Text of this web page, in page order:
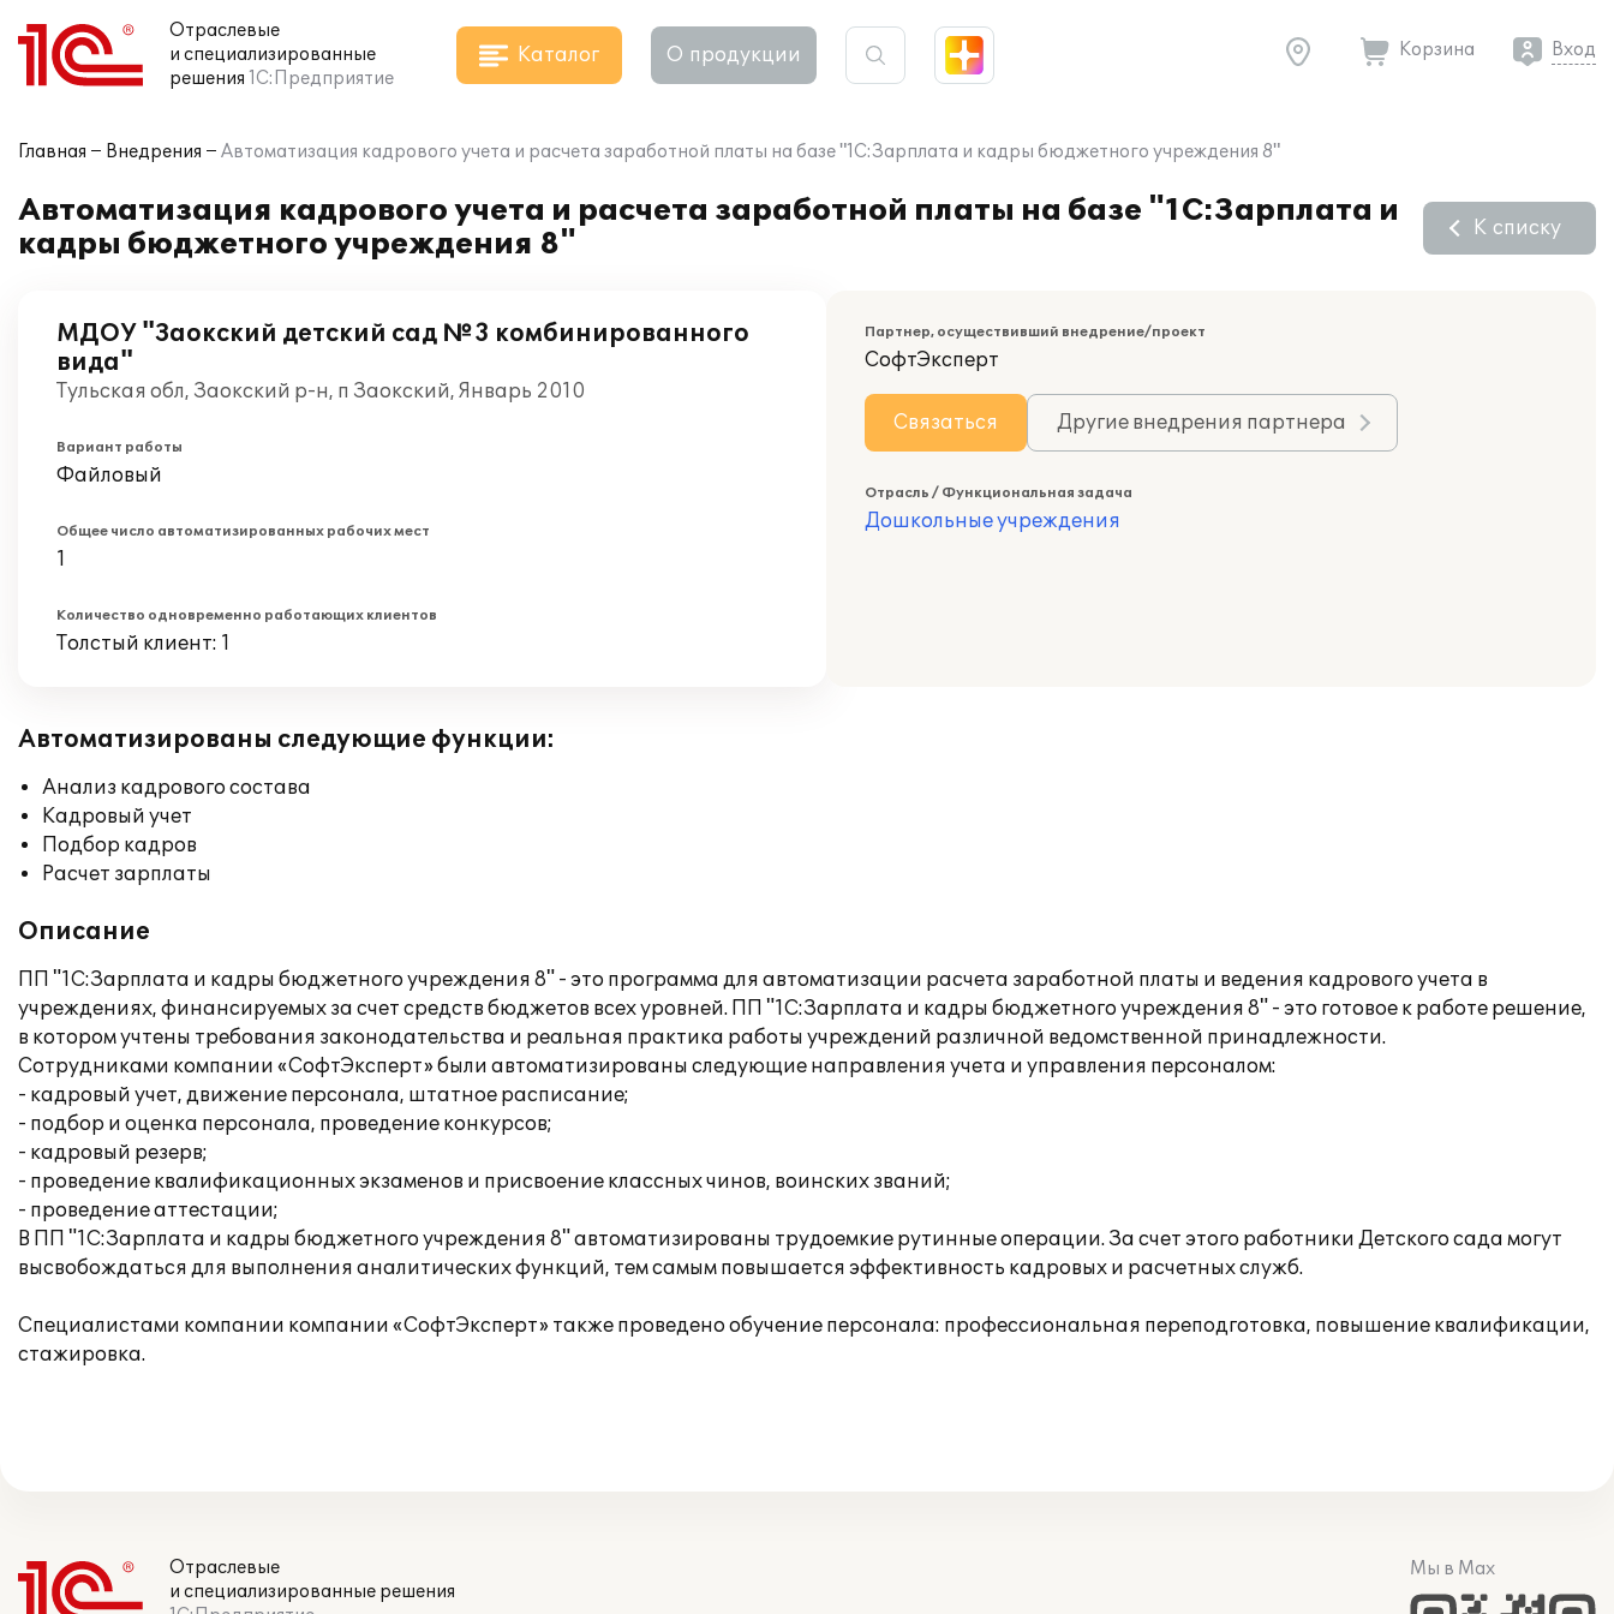
Отраслевые
и специализированные
решения 1С:Предприятие
Каталог О продукции Корзина Вход
Главная Внедрения Автоматизация кадрового учета и расчета заработной платы на базе "1С:Зарплата и кадры бюджетного учреждения 8"
Автоматизация кадрового учета и расчета заработной платы на базе "1С:Зарплата и
кадры бюджетного учреждения 8"
К списку
МДОУ "Заокский детский сад №3 комбинированного
вида"
Тульская обл, Заокский р-н, п Заокский, Январь 2010
Вариант работы
Файловый
Общее число автоматизированных рабочих мест
1
Количество одновременно работающих клиентов
Толстый клиент: 1
Партнер, осуществивший внедрение/проект
СофтЭксперт
Связаться Другие внедрения партнера
Отрасль / Функциональная задача
Дошкольные учреждения
Автоматизированы следующие функции:
Анализ кадрового состава
Кадровый учет
Подбор кадров
Расчет зарплаты
Описание
ПП "1С:Зарплата и кадры бюджетного учреждения 8" - это программа для автоматизации расчета заработной платы и ведения кадрового учета в
учреждениях, финансируемых за счет средств бюджетов всех уровней. ПП "1С:Зарплата и кадры бюджетного учреждения 8" - это готовое к работе решение,
в котором учтены требования законодательства и реальная практика работы учреждений различной ведомственной принадлежности.
Сотрудниками компании «СофтЭксперт» были автоматизированы следующие направления учета и управления персоналом:
- кадровый учет, движение персонала, штатное расписание;
- подбор и оценка персонала, проведение конкурсов;
- кадровый резерв;
- проведение квалификационных экзаменов и присвоение классных чинов, воинских званий;
- проведение аттестации;
В ПП "1С:Зарплата и кадры бюджетного учреждения 8" автоматизированы трудоемкие рутинные операции. За счет этого работники Детского сада могут
высвобождаться для выполнения аналитических функций, тем самым повышается эффективность кадровых и расчетных служб.
Специалистами компании компании «СофтЭксперт» также проведено обучение персонала: профессиональная переподготовка, повышение квалификации,
стажировка.
Отраслевые
и специализированные решения
Мы в Max